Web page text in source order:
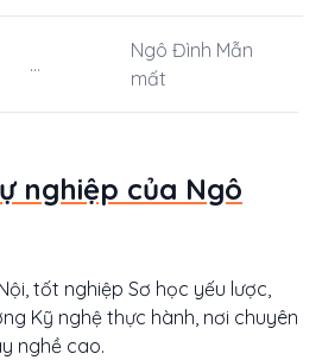
...
Ngô Đình Mẫn
mất
nghiệp của Ngô
tốt nghiệp Sơ học yếu lược,
Kỹ nghệ thực hành, nơi chuyên
nghề cao.